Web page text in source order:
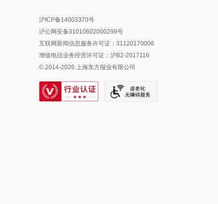
澎湃新闻公众号
澎湃新闻抖音号
派生万物开放平台
IP SHANGHAI
SIXTH TONE
报料邮箱: news@thepaper.cn
沪ICP备14003370号
沪公网安备31010602000299号
互联网新闻信息服务许可证：31120170006
增值电信业务经营许可证：沪B2-2017116
© 2014-2026 上海东方报业有限公司